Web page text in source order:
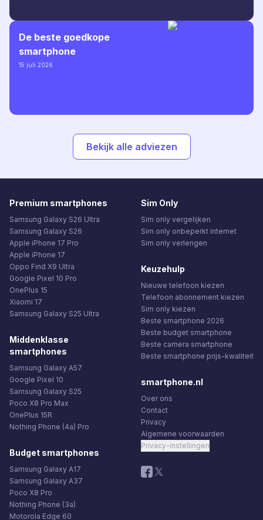
De beste goedkope
smartphone
15 juli 2026
Bekijk alle adviezen
Premium smartphones
Samsung Galaxy S26 Ultra
Samsung Galaxy S26
Apple iPhone 17 Pro
Apple iPhone 17
Oppo Find X9 Ultra
Google Pixel 10 Pro
OnePlus 15
Xiaomi 17
Samsung Galaxy S25 Ultra
Middenklasse
smartphones
Samsung Galaxy A57
Google Pixel 10
Samsung Galaxy S25
Poco X8 Pro Max
OnePlus 15R
Nothing Phone (4a) Pro
Budget smartphones
Samsung Galaxy A17
Samsung Galaxy A37
Poco X8 Pro
Nothing Phone (3a)
Motorola Edge 60
Sim Only
Sim only vergelijken
Sim only onbeperkt internet
Sim only verlengen
Keuzehulp
Nieuwe telefoon kiezen
Telefoon abonnement kiezen
Sim only kiezen
Beste smartphone 2026
Beste budget smartphone
Beste camera smartphone
Beste smartphone prijs-kwaliteit
smartphone.nl
Over ons
Contact
Privacy
Algemene voorwaarden
Privacy-instellingen